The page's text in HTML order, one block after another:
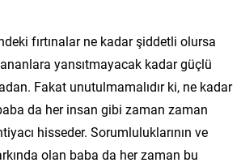
fırtınalar ne kadar şiddetli olursa
yansıtmayacak kadar güçlü
Fakat unutulmamalıdır ki, ne kadar
da her insan gibi zaman zaman
hisseder. Sorumluluklarının ve
olan baba da her zaman bu